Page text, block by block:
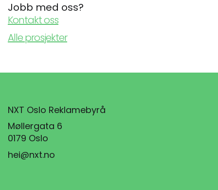
Jobb med oss?
Kontakt oss
Alle prosjekter
NXT Oslo Reklamebyrå
Møllergata 6
0179 Oslo
hei@nxt.no